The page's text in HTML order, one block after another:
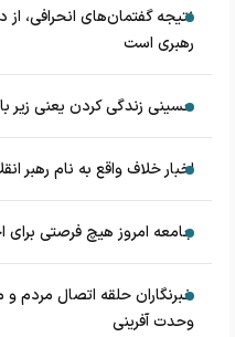
نتیجه گفتمان‌های انحرافی،
رهبری است
حسینی زندگی کردن یعنی زیر
اخبار خلاف واقع به نام رهبر
جامعه امروز هیچ فرصتی برای
خبرنگاران حلقه اتصال مردم
وحدت آفرینی